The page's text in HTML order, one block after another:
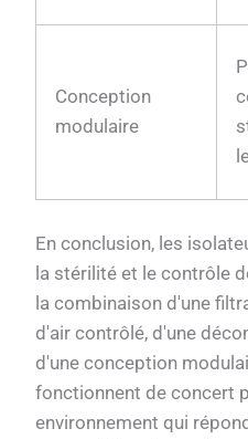
Conception
modulaire
En conclusion, les
la stérilité et le contrôle
la combinaison d'une
d'air contrôlé, d'une
d'une conception
fonctionnent de concert
environnement qui